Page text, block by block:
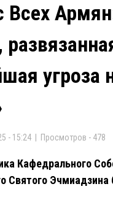
Всех
- 15:24 | Просмотров - 478
Кафедрального
Святого